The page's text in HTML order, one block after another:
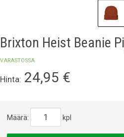
Brixton Heist Beanie
VARASTOSSA
Hinta: 24,95 €
Määrä: kpl